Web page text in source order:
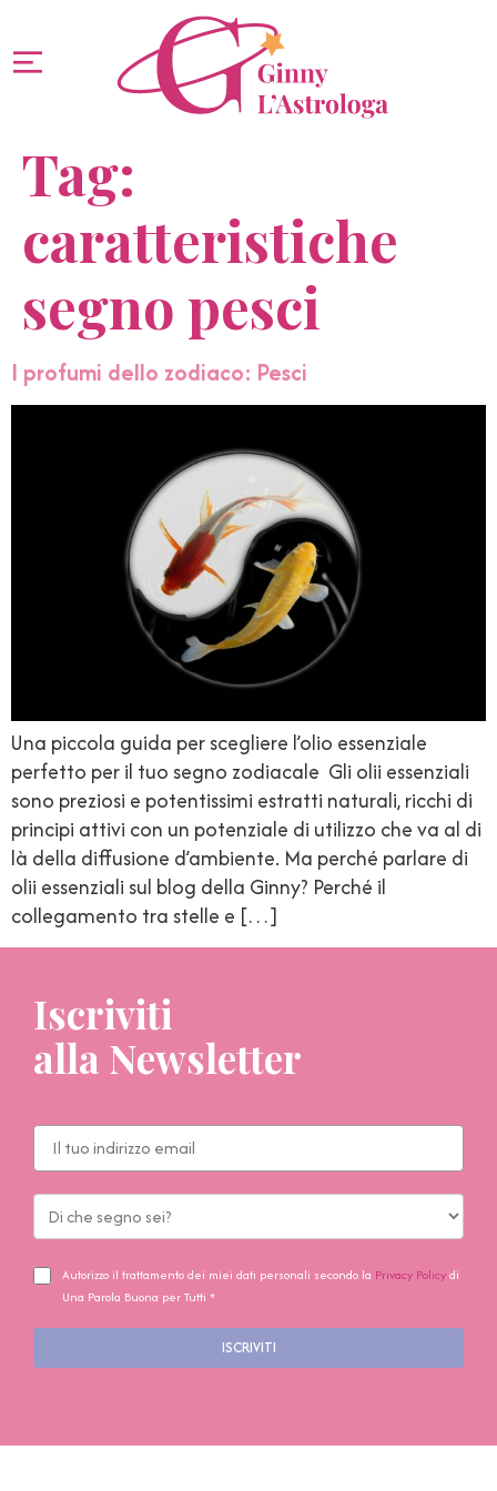
Tag:
caratteristiche
segno pesci
I profumi dello zodiaco: Pesci
Una piccola guida per scegliere l’olio essenziale
perfetto per il tuo segno zodiacale Gli olii essenziali
sono preziosi e potentissimi estratti naturali, ricchi di
principi attivi con un potenziale di utilizzo che va al di
là della diffusione d’ambiente. Ma perché parlare di
olii essenziali sul blog della Ginny? Perché il
collegamento tra stelle e […]
Iscriviti
alla Newsletter
Autorizzo il trattamento dei miei dati personali secondo la Privacy Policydi
Una Parola Buona per Tutti *
ISCRIVITI